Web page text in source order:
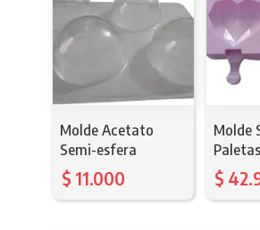
Molde Acetato
Semi-esfera
$ 11.000
Molde
$